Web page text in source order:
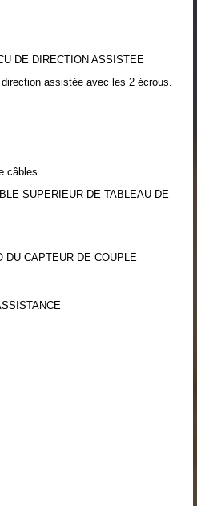
DE DIRECTION ASSISTEE
assistée avec les 2 écrous.
câbles.
SUPERIEUR DE TABLEAU DE
DU CAPTEUR DE COUPLE